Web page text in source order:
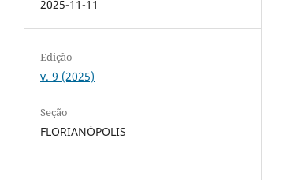
2025-11-11
Edição
v. 9 (2025)
Seção
FLORIANÓPOLIS